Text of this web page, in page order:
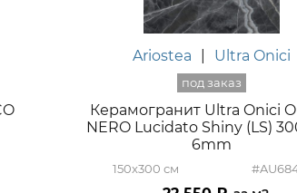
Ariostea Ultra Onici
Керамогранит Ultra Onici
NERO Lucidato Shiny (LS)
6mm
150x300